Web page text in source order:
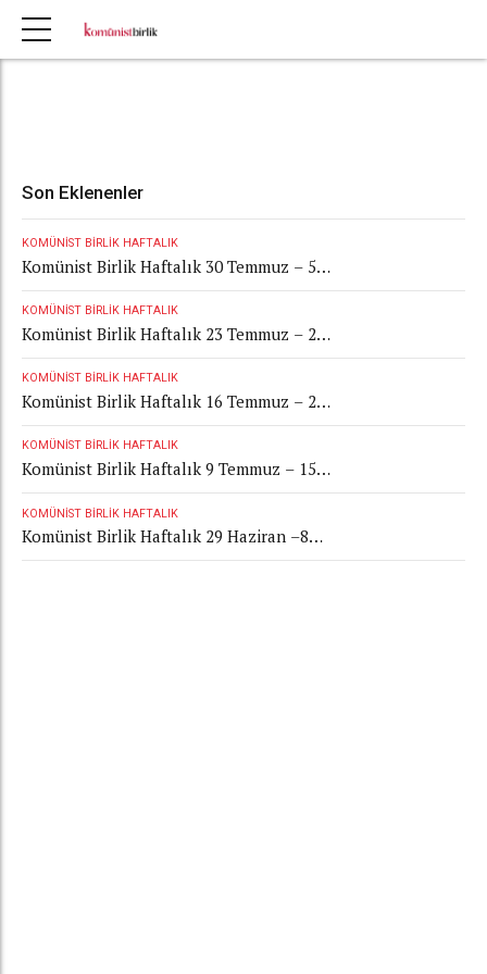
Son Eklenenler
KOMÜNIST BIRLIK HAFTALIK
Komünist Birlik Haftalık 30 Temmuz – 5
Ağustos 2026
KOMÜNIST BIRLIK HAFTALIK
Komünist Birlik Haftalık 23 Temmuz – 29
Temmuz 2026
KOMÜNIST BIRLIK HAFTALIK
Komünist Birlik Haftalık 16 Temmuz – 22
Temmuz 2026
KOMÜNIST BIRLIK HAFTALIK
Komünist Birlik Haftalık 9 Temmuz – 15
Temmuz 2026
KOMÜNIST BIRLIK HAFTALIK
Komünist Birlik Haftalık 29 Haziran –8
Temmuz 2026